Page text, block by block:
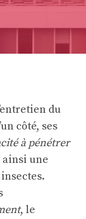
du
côté, ses
à pénétrer
une
, le